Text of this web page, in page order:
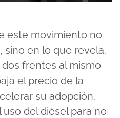
este movimiento no
sino en lo que revela.
frentes al mismo
el precio de la
su adopción.
del diésel para no